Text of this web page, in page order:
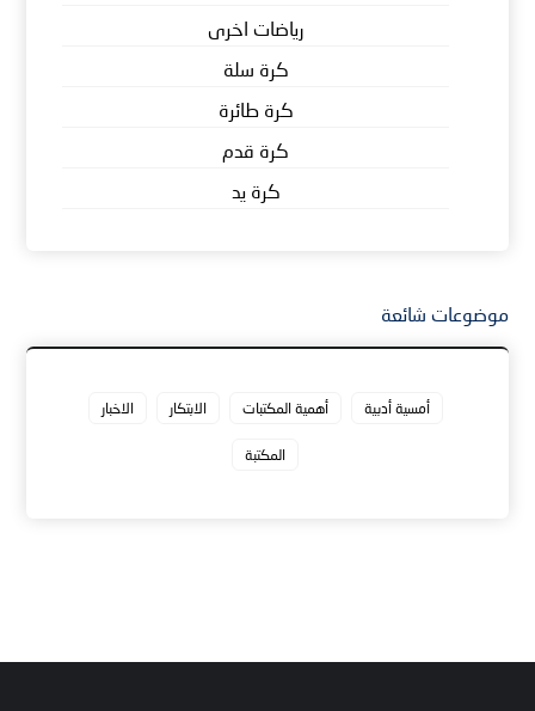
رياضات اخرى
كرة سلة
كرة طائرة
كرة قدم
كرة يد
موضوعات شائعة
أمسية أدبية أهمية المكتبات الابتكار الاخبار
المكتبة